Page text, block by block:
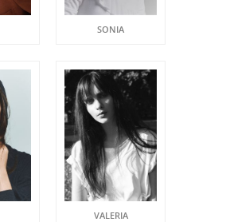
SONIA
VALERIA